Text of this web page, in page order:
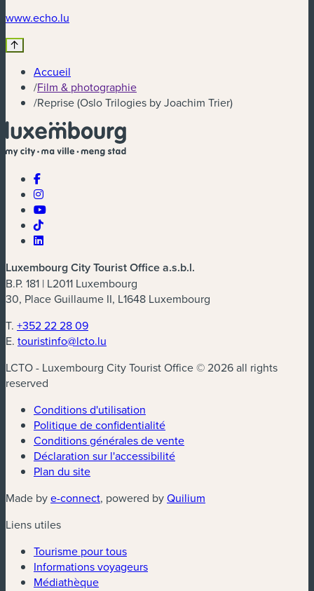
www.echo.lu
Accueil
/Film & photographie
/Reprise (Oslo Trilogies by Joachim Trier)
Luxembourg City Tourist Office a.s.b.l.
B.P. 181 | L2011 Luxembourg
30, Place Guillaume II, L1648 Luxembourg
T. +352 22 28 09
E. touristinfo@lcto.lu
LCTO - Luxembourg City Tourist Office © 2026 all rights
reserved
Conditions d'utilisation
Politique de confidentialité
Conditions générales de vente
Déclaration sur l'accessibilité
Plan du site
Made bye-connect(nouvelle fenêtre)
, powered byQuilium
Liens utiles
Tourisme pour tous
Informations voyageurs
Médiathèque